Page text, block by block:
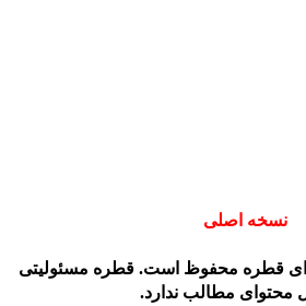
نسخه اصلی
محفوظ است. قطره مسئولیتی
مطالب ندارد.